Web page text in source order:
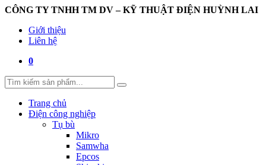
CÔNG TY TNHH TM DV – KỸ THUẬT ĐIỆN HUỲNH LAI
Giới thiệu
Liên hệ
0
Trang chủ
Điện công nghiệp
Tụ bù
Mikro
Samwha
Epcos